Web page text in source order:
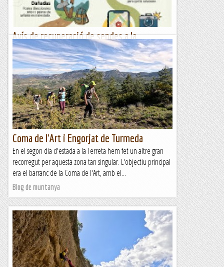
Avís de recuperació de sendes a la
federació dins del pla Custodiem.
L'associació Senda Alternativa ha enviat correus a la
federació per informar de diverses incidències en diferents
senders PR de la Marina Alta i Comtat.Sender pr-cv 168...
Fent marxa
Coma de l'Art i Engorjat de Turmeda
En el segon dia d'estada a la Terreta hem fet un altre gran
recorregut per aquesta zona tan singular. L'objectiu principal
era el barranc de la Coma de l'Art, amb el...
Blog de muntanya